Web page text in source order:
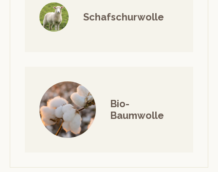
Schafschurwolle
Bio-
Baumwolle